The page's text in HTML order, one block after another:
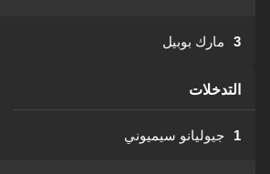
3 مارك بوبيل
التدخلات
1 جيوليانو سيميوني